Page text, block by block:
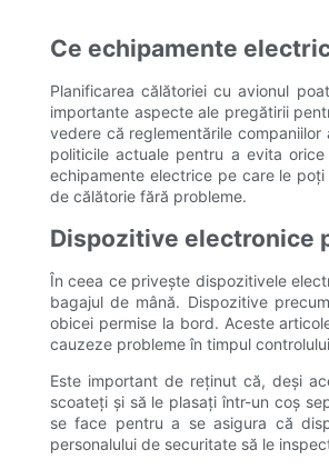
Ce echipamente
Planificarea călătoriei cu avionul
importante aspecte ale pregătirii
vedere că reglementările
politicile actuale pentru a evita
echipamente electrice pe care le
de călătorie fără probleme.
Dispozitive electronice
În ceea ce privește dispozitivele
bagajul de mână. Dispozitive
obicei permise la bord. Aceste
cauzeze probleme în timpul
Este important de reținut că, deși
scoateți și să le plasați într-un coș
se face pentru a se asigura că
personalului de securitate să le